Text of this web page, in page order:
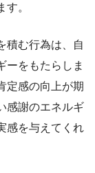
。
積む行為は、自
ーをもたらしま
定感の向上が期
感謝のエネルギ
感を与えてくれ